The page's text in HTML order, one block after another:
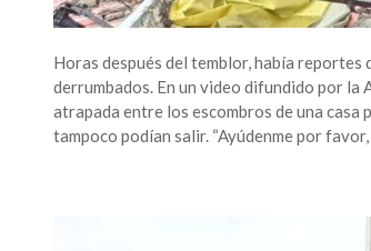
Horas después del temblor, había
derrumbados. En un video difundido por
atrapada entre los escombros de una casa
tampoco podían salir. “Ayúdenme por